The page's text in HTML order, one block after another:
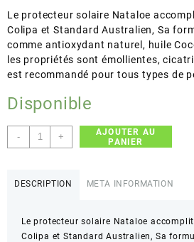
Le protecteur solaire Nataloe
Colipa et Standard Australien, Sa
comme antioxydant naturel, huile
les propriétés sont émollientes,
est recommandé pour tous types de
Disponible
-
quantité
de
ml
+
AJOUTER AU
PANIER
DESCRIPTION META INFORMATION
Le protecteur solaire Nataloe
Colipa et Standard Australien, Sa